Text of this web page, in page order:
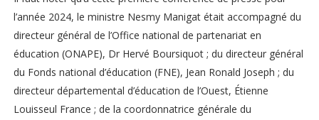
l’année 2024, le ministre Nesmy Manigat était accompagné du
directeur général de l’Office national de partenariat en
éducation (ONAPE), Dr Hervé Boursiquot ; du directeur général
du Fonds national d’éducation (FNE), Jean Ronald Joseph ; du
directeur départemental d’éducation de l’Ouest, Étienne
Louisseul France ; de la coordonnatrice générale du